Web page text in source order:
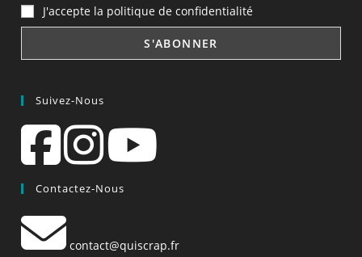
J'accepte la politique de confidentialité
Suivez-Nous
Contactez-Nous
contact@quiscrap.fr